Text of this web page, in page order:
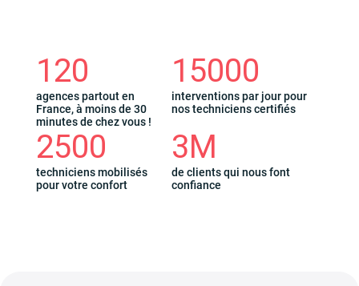
120
agences partout en
France, à moins de 30
minutes de chez vous !
15000
interventions par jour pour
nos techniciens certifiés
2500
techniciens mobilisés
pour votre confort
3M
de clients qui nous font
confiance